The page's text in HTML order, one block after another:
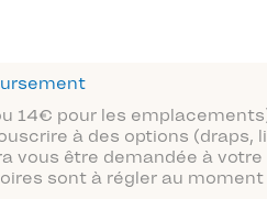
14€ pour les
à des options
vous être demandée à votre
sont à régler au